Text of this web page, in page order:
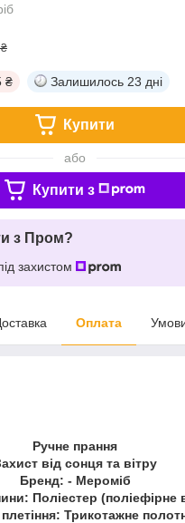
₴ Залишилось 23 дні
Купити
або
Купити з
з Пром?
захистом
Оплата
Ручне прання
від сонця та вітру
Бренд: - Мероміб
Поліестер (поліефірне
Трикотажне